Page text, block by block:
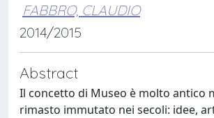
FABBRO, CLAUDIO
2014/2015
Abstract
Il concetto di Museo è molto antico
rimasto immutato nei secoli: idee,